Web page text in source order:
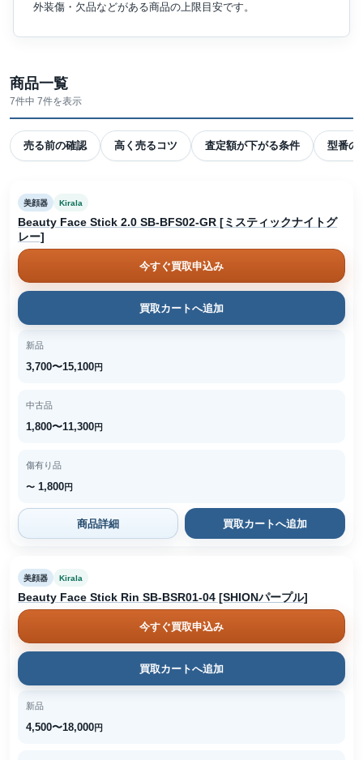
外装傷・欠品などがある商品の上限目安です。
商品一覧
7件中 7件を表示
売る前の確認 高く売るコツ 査定額が下がる条件 型番の
美顔器 Kirala
Beauty Face Stick 2.0 SB-BFS02-GR [ミスティックナイトグ
レー]
今すぐ買取申込み
買取カートへ追加
新品
3,700〜15,100円
中古品
1,800〜11,300円
傷有り品
〜 1,800円
商品詳細 買取カートへ追加
美顔器 Kirala
Beauty Face Stick Rin SB-BSR01-04 [SHIONパープル]
今すぐ買取申込み
買取カートへ追加
新品
4,500〜18,000円